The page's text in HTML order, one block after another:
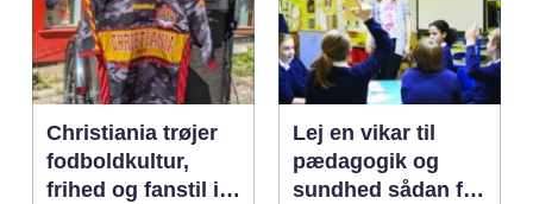
Christiania trøjer
fodboldkultur,
frihed og fanstil i
Lej en vikar til
pædagogik og
sundhed sådan får